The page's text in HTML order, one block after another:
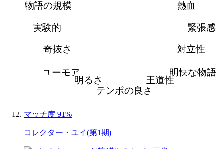
熱血
緊張感
対立性
明快な物語
王道性
テンポの良さ
明るさ
ユーモア
奇抜さ
実験的
物語の規模
マッチ度 91%
コレクター・ユイ(第1期)